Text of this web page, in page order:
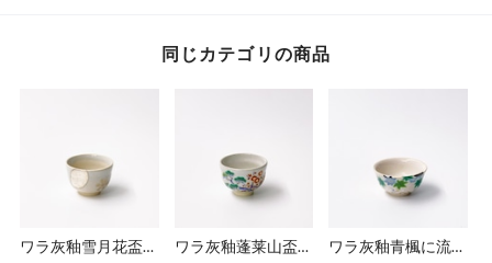
同じカテゴリの商品
ワラ灰釉雪月花盃／
ワラ灰釉蓬莱山盃／
ワラ灰釉青楓に流水